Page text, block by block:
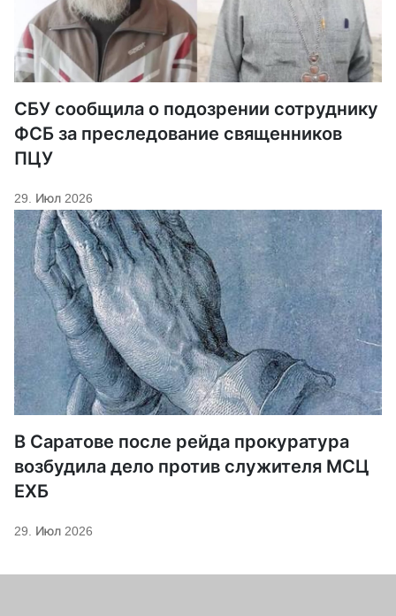
СБУ сообщила о подозрении сотруднику
ФСБ за преследование священников
ПЦУ
29. Июл 2026
В Саратове после рейда прокуратура
возбудила дело против служителя МСЦ
ЕХБ
29. Июл 2026